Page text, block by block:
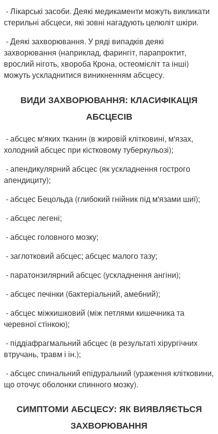
- Лікарські засоби. Деякі медикаменти можуть викликати
стерильні абсцеси, які зовні нагадують целюліт шкіри.
- Деякі захворювання. У ряді випадків деякі
захворювання (наприклад, фарингіт, парапроктит,
врослий ніготь, хвороба Крона, остеомієліт та інші)
можуть ускладнитися виникненням абсцесу.
ВИДИ ЗАХВОРЮВАННЯ: КЛАСИФІКАЦІЯ
АБСЦЕСІВ
- абсцес м'яких тканин (в жировій клітковині, м'язах,
холодний абсцес при кістковому туберкульозі);
- апендикулярний абсцес (як ускладнення гострого
апендициту);
- абсцес Бецольда (глибокий гнійник під м'язами шиї);
- абсцес легені;
- абсцес головного мозку;
- заглотковий абсцес; абсцес малого тазу;
- паратонзилярний абсцес (ускладнення ангіни);
- абсцес печінки (бактеріальний, амебний);
- абсцес міжкишковий (між петлями кишечника та
черевної стінкою);
- піддіафрагмальний абсцес (в результаті хірургічних
втручань, травм і ін.);
- абсцес спинальний епідуральний (ураження клітковини,
що оточує оболонки спинного мозку).
СИМПТОМИ АБСЦЕСУ: ЯК ВИЯВЛЯЄТЬСЯ
ЗАХВОРЮВАННЯ